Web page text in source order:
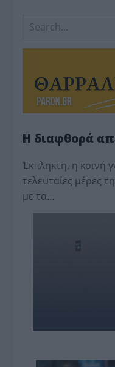
Η διαφθορά
Έκπληκτη, η κοινή
τελευταίες μέρες
με τα…